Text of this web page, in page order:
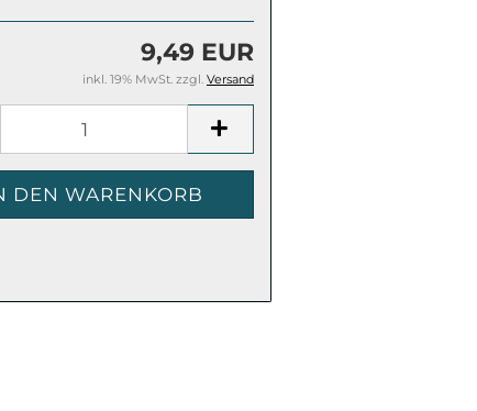
9,49 EUR
inkl. 19% MwSt. zzgl. Versand